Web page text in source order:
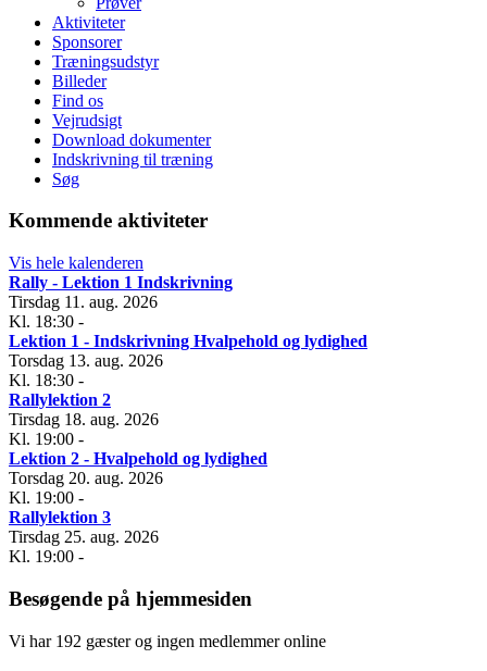
Aktiviteter
Sponsorer
Træningsudstyr
Billeder
Find os
Vejrudsigt
Download dokumenter
Indskrivning til træning
Søg
Kommende aktiviteter
Vis hele kalenderen
Rally - Lektion 1 Indskrivning
Tirsdag 11. aug. 2026
Kl. 18:30 -
Lektion 1 - Indskrivning Hvalpehold og lydighed
Torsdag 13. aug. 2026
Kl. 18:30 -
Rallylektion 2
Tirsdag 18. aug. 2026
Kl. 19:00 -
Lektion 2 - Hvalpehold og lydighed
Torsdag 20. aug. 2026
Kl. 19:00 -
Rallylektion 3
Tirsdag 25. aug. 2026
Kl. 19:00 -
Besøgende på hjemmesiden
Vi har 192 gæster og ingen medlemmer online